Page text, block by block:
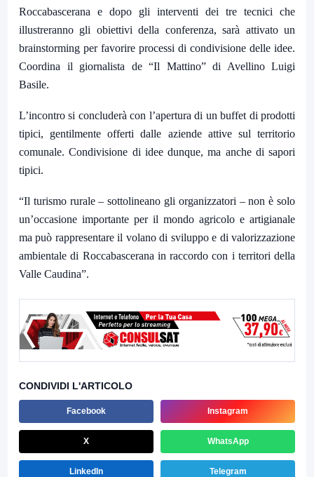
Roccabascerana e dopo gli interventi dei tre tecnici che
illustreranno gli obiettivi della conferenza, sarà attivato un
brainstorming per favorire processi di condivisione delle idee.
Coordina il giornalista de “Il Mattino” di Avellino Luigi
Basile.
L’incontro si concluderà con l’apertura di un buffet di prodotti
tipici, gentilmente offerti dalle aziende attive sul territorio
comunale. Condivisione di idee dunque, ma anche di sapori
tipici.
“Il turismo rurale –sottolineano gli organizzatori – non è solo
un’occasione importante per il mondo agricolo e artigianale
ma può rappresentare il volano di sviluppo e di valorizzazione
ambientale di Roccabascerana in raccordo con i territori della
Valle Caudina”.
CONDIVIDI L'ARTICOLO
Facebook Instagram
X WhatsApp
LinkedIn Telegram